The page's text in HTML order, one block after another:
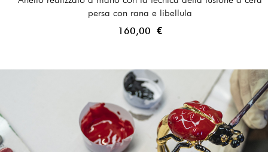
persa con rana e libellula
160,00 €